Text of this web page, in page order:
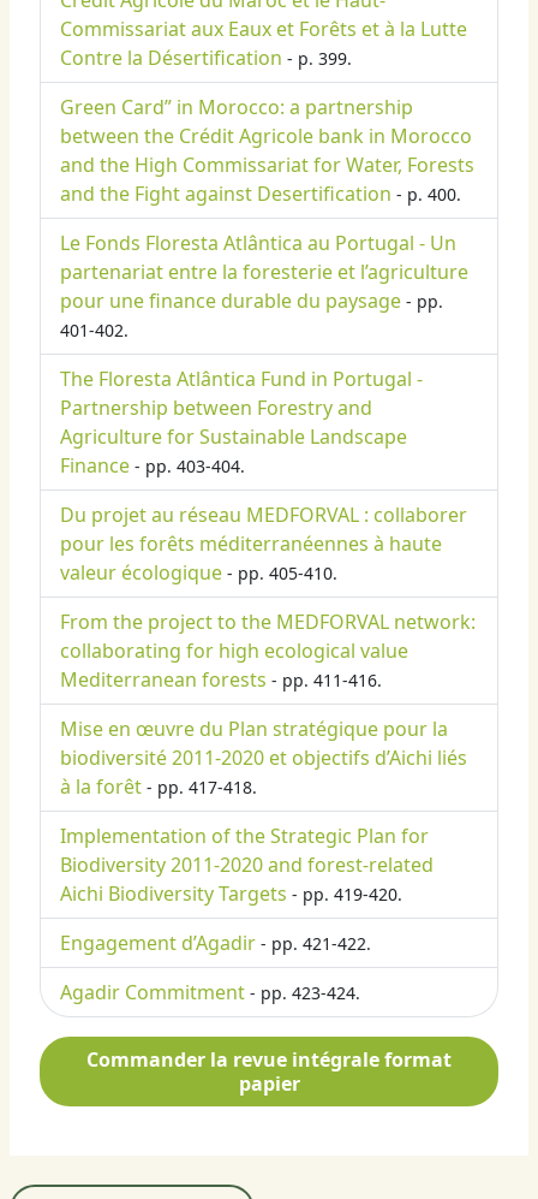
Commissariat aux Eaux et Forêts et à la Lutte
Contre la Désertification - p. 399.
Green Card” in Morocco: a partnership
between the Crédit Agricole bank in Morocco
and the High Commissariat for Water, Forests
and the Fight against Desertification - p. 400.
Le Fonds Floresta Atlântica au Portugal - Un
partenariat entre la foresterie et l’agriculture
pour une finance durable du paysage - pp.
401-402.
The Floresta Atlântica Fund in Portugal -
Partnership between Forestry and
Agriculture for Sustainable Landscape
Finance - pp. 403-404.
Du projet au réseau MEDFORVAL : collaborer
pour les forêts méditerranéennes à haute
valeur écologique - pp. 405-410.
From the project to the MEDFORVAL network:
collaborating for high ecological value
Mediterranean forests - pp. 411-416.
Mise en œuvre du Plan stratégique pour la
biodiversité 2011-2020 et objectifs d’Aichi liés
à la forêt - pp. 417-418.
Implementation of the Strategic Plan for
Biodiversity 2011-2020 and forest-related
Aichi Biodiversity Targets - pp. 419-420.
Engagement d’Agadir - pp. 421-422.
Agadir Commitment - pp. 423-424.
Commander la revue intégrale format
papier